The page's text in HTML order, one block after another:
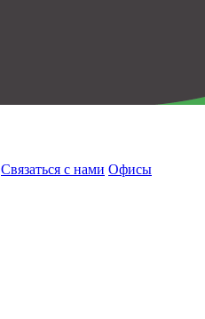
Связаться с нами Офисы